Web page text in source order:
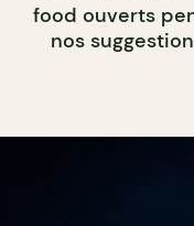
food ouverts
nos